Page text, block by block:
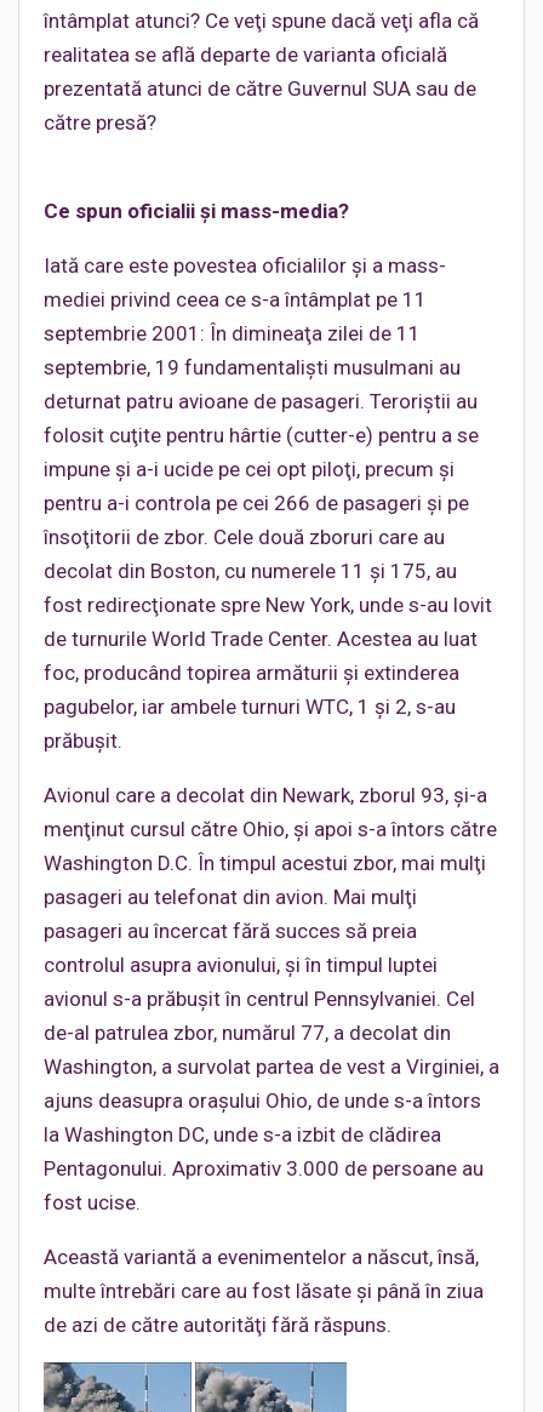
întâmplat atunci? Ce veţi spune dacă veţi afla că
realitatea se află departe de varianta oficială
prezentată atunci de către Guvernul SUA sau de
către presă?
Ce spun oficialii şi mass-media?
Iată care este povestea oficialilor şi a mass-
mediei privind ceea ce s-a întâmplat pe 11
septembrie 2001: În dimineaţa zilei de 11
septembrie, 19 fundamentalişti musulmani au
deturnat patru avioane de pasageri. Teroriştii au
folosit cuţite pentru hârtie (cutter-e) pentru a se
impune şi a-i ucide pe cei opt piloţi, precum şi
pentru a-i controla pe cei 266 de pasageri şi pe
însoţitorii de zbor. Cele două zboruri care au
decolat din Boston, cu numerele 11 şi 175, au
fost redirecţionate spre New York, unde s-au lovit
de turnurile World Trade Center. Acestea au luat
foc, producând topirea armăturii şi extinderea
pagubelor, iar ambele turnuri WTC, 1 şi 2, s-au
prăbuşit.
Avionul care a decolat din Newark, zborul 93, şi-a
menţinut cursul către Ohio, şi apoi s-a întors către
Washington D.C. În timpul acestui zbor, mai mulţi
pasageri au telefonat din avion. Mai mulţi
pasageri au încercat fără succes să preia
controlul asupra avionului, şi în timpul luptei
avionul s-a prăbuşit în centrul Pennsylvaniei. Cel
de-al patrulea zbor, numărul 77, a decolat din
Washington, a survolat partea de vest a Virginiei, a
ajuns deasupra oraşului Ohio, de unde s-a întors
la Washington DC, unde s-a izbit de clădirea
Pentagonului. Aproximativ 3.000 de persoane au
fost ucise.
Această variantă a evenimentelor a născut, însă,
multe întrebări care au fost lăsate şi până în ziua
de azi de către autorităţi fără răspuns.